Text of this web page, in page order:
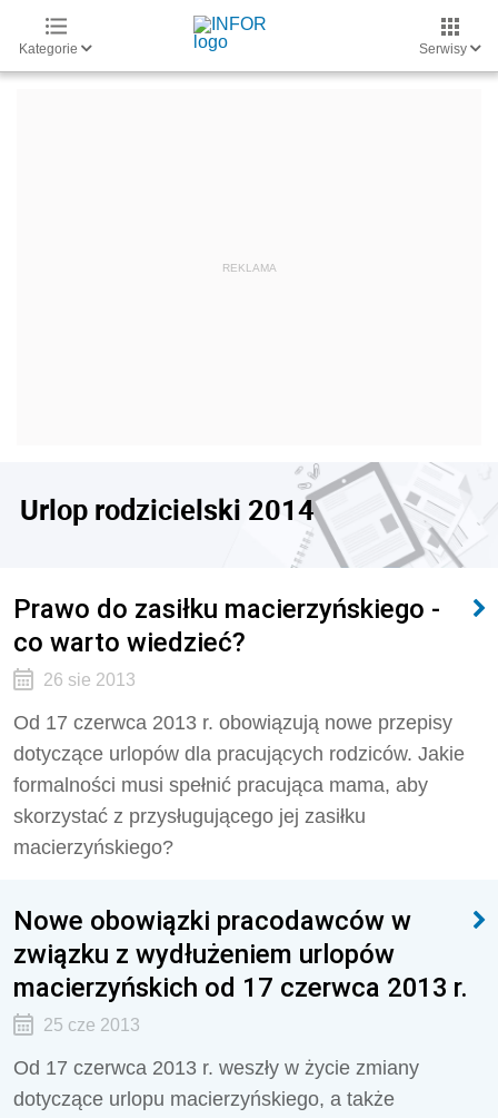
Kategorie Serwisy
Urlop rodzicielski 2014
Prawo do zasiłku macierzyńskiego -
co warto wiedzieć?
26 sie 2013
Od 17 czerwca 2013 r. obowiązują nowe przepisy
dotyczące urlopów dla pracujących rodziców. Jakie
formalności musi spełnić pracująca mama, aby
skorzystać z przysługującego jej zasiłku
macierzyńskiego?
Nowe obowiązki pracodawców w
związku z wydłużeniem urlopów
macierzyńskich od 17 czerwca 2013 r.
25 cze 2013
Od 17 czerwca 2013 r. weszły w życie zmiany
dotyczące urlopu macierzyńskiego, a także